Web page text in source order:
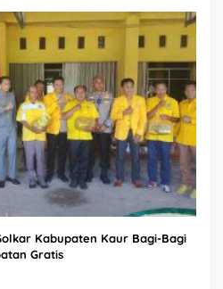
Kabupaten Kaur Bagi-Bagi
Gratis